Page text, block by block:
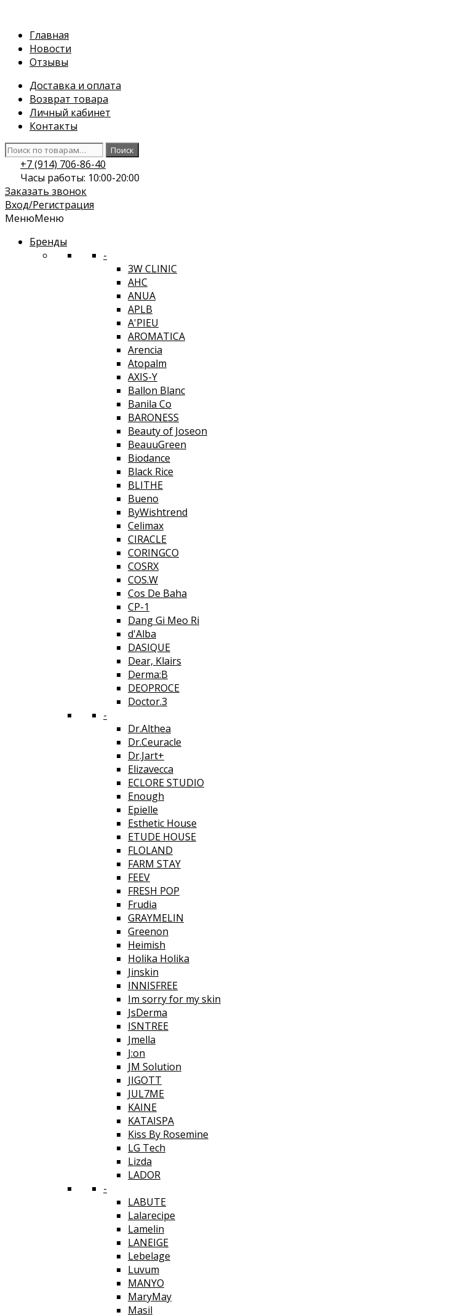
содержимому
Главная
Новости
Отзывы
Доставка и оплата
Возврат товара
Личный кабинет
Контакты
Искать:
Поиск
+7 (914) 706-86-40
Часы работы: 10:00-20:00
Заказать звонок
Вход/Регистрация
МенюМеню
Бренды
-
3W CLINIC
AHC
ANUA
APLB
A'PIEU
AROMATICA
Arencia
Atopalm
AXIS-Y
Ballon Blanc
Banila Co
BARONESS
Beauty of Joseon
BeauuGreen
Biodance
Black Rice
BLITHE
Bueno
ByWishtrend
Celimax
CIRACLE
CORINGCO
COSRX
COS.W
Cos De Baha
CP-1
Dang Gi Meo Ri
d'Alba
DASIQUE
Dear, Klairs
Derma:B
DEOPROCE
Doctor.3
-
Dr.Althea
Dr.Ceuracle
Dr.Jart+
Elizavecca
ECLORE STUDIO
Enough
Epielle
Esthetic House
ETUDE HOUSE
FLOLAND
FARM STAY
FEEV
FRESH POP
Frudia
GRAYMELIN
Greenon
Heimish
Holika Holika
Jinskin
INNISFREE
Im sorry for my skin
JsDerma
ISNTREE
Jmella
J:on
JM Solution
JIGOTT
JUL7ME
KAINE
KATAISPA
Kiss By Rosemine
LG Tech
Lizda
LADOR
-
LABUTE
Lalarecipe
Lamelin
LANEIGE
Lebelage
Luvum
MANYO
MaryMay
Masil